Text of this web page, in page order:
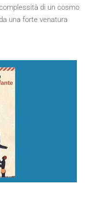
di un cosmo
una forte venatura